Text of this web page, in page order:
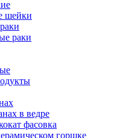
шейки
раки
в ведре
фасовка
горшке